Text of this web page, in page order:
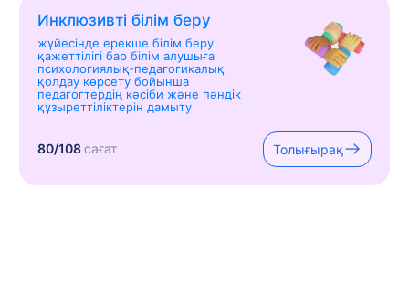
Инклюзивті білім беру
жүйесінде ерекше білім беру
қажеттілігі бар білім алушыға
психологиялық-педагогикалық
қолдау көрсету бойынша
педагогтердің кәсіби және пәндік
құзыреттіліктерін дамыту
80/108сағат Толығырақ